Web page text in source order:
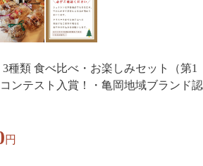
種類 食べ比べ・お楽しみセット（第1
ンテスト入賞！・亀岡地域ブランド認
円